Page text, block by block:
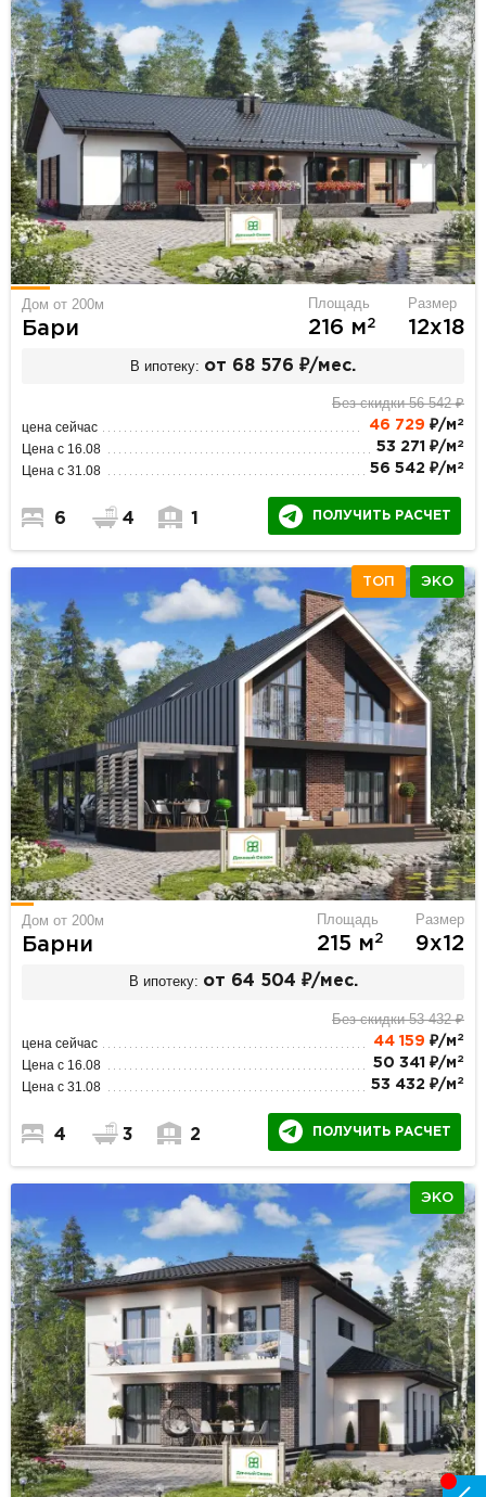
Дом от 200м
Бари
Площадь
216 м2
Размер
12х18
В ипотеку: от 68 576 ₽/мес.
Без скидки 56 542 ₽
цена сейчас 46 729 ₽/м 2
Цена с 16.08 53 271 ₽/м 2
Цена с 31.08 56 542 ₽/м 2
6 4 1 ПОЛУЧИТЬ РАСЧЕТ
ТОП ЭКО
Дом от 200м
Барни
Площадь
215 м2
Размер
9х12
В ипотеку: от 64 504 ₽/мес.
Без скидки 53 432 ₽
цена сейчас 44 159 ₽/м 2
Цена с 16.08 50 341 ₽/м 2
Цена с 31.08 53 432 ₽/м 2
4 3 2 ПОЛУЧИТЬ РАСЧЕТ
ЭКО